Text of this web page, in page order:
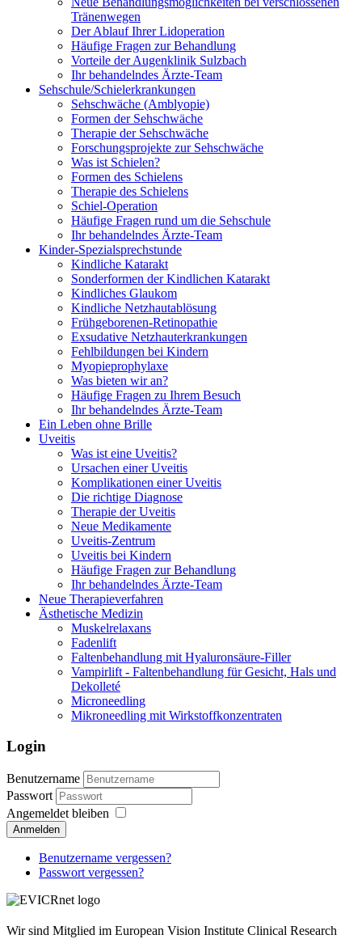
Tränenwegen
Der Ablauf Ihrer Lidoperation
Häufige Fragen zur Behandlung
Vorteile der Augenklinik Sulzbach
Ihr behandelndes Ärzte-Team
Sehschule/Schielerkrankungen
Sehschwäche (Amblyopie)
Formen der Sehschwäche
Therapie der Sehschwäche
Forschungsprojekte zur Sehschwäche
Was ist Schielen?
Formen des Schielens
Therapie des Schielens
Schiel-Operation
Häufige Fragen rund um die Sehschule
Ihr behandelndes Ärzte-Team
Kinder-Spezialsprechstunde
Kindliche Katarakt
Sonderformen der Kindlichen Katarakt
Kindliches Glaukom
Kindliche Netzhautablösung
Frühgeborenen-Retinopathie
Exsudative Netzhauterkrankungen
Fehlbildungen bei Kindern
Myopieprophylaxe
Was bieten wir an?
Häufige Fragen zu Ihrem Besuch
Ihr behandelndes Ärzte-Team
Ein Leben ohne Brille
Uveitis
Was ist eine Uveitis?
Ursachen einer Uveitis
Komplikationen einer Uveitis
Die richtige Diagnose
Therapie der Uveitis
Neue Medikamente
Uveitis-Zentrum
Uveitis bei Kindern
Häufige Fragen zur Behandlung
Ihr behandelndes Ärzte-Team
Neue Therapieverfahren
Ästhetische Medizin
Muskelrelaxans
Fadenlift
Faltenbehandlung mit Hyaluronsäure-Filler
Vampirlift - Faltenbehandlung für Gesicht, Hals und
Dekolleté
Microneedling
Mikroneedling mit Wirkstoffkonzentraten
Login
Benutzername
Passwort
Angemeldet bleiben
Anmelden
Benutzername vergessen?
Passwort vergessen?
Wir sind Mitglied im European Vision Institute Clinical Research